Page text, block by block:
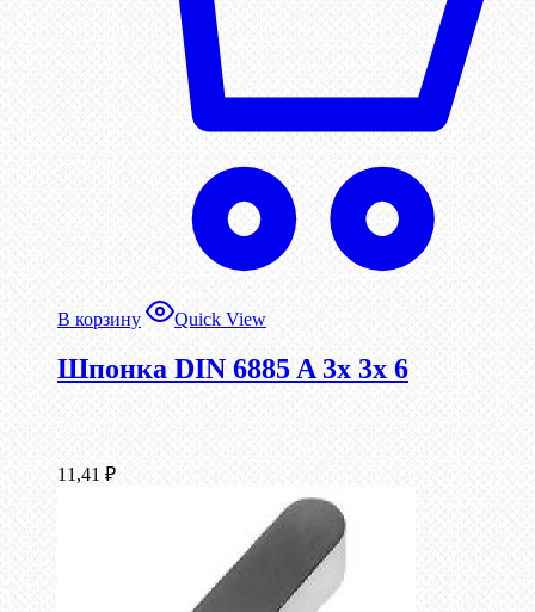
В корзину Quick View
Шпонка DIN 6885 A 3x 3x 6
11,41 ₽